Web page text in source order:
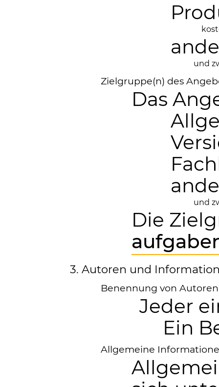
und
Zielgruppe(n) des
Das
und
Die
3. Autoren und
Benennung von
Jeder
Ein
Allgemeine